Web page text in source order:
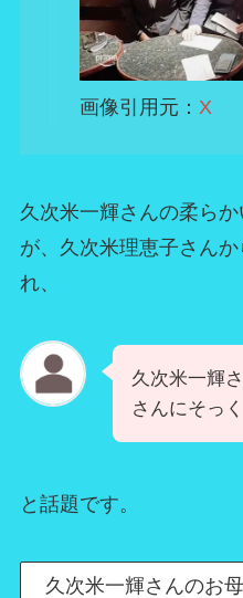
画像引用元： X
久次米一輝さんの柔ら
が、久次米理恵子さん
れ、
久次米一輝
さんにそっく
と話題です。
久次米一輝さんのお